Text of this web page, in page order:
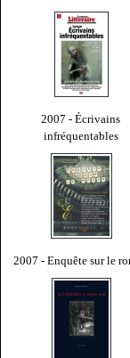
2007 - Écrivains
infréquentables
2007 - Enquête sur le